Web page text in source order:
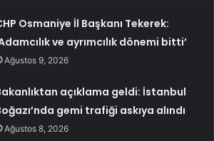
Osmaniye İl Başkanı Tekerek:
ve ayrımcılık dönemi bitti’
Ağustos 9, 2026
açıklama geldi: İstanbul
gemi trafiği askıya alındı
Ağustos 8, 2026